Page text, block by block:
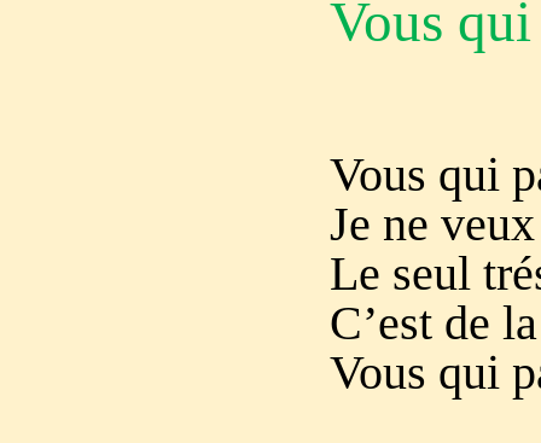
Vous qui
Vous qui
Je ne
Le seul
C’est de
Vous qui